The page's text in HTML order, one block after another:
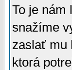
To je nám
snažíme
zaslať mu
ktorá